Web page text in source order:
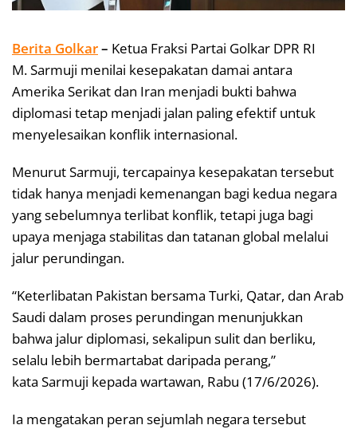
Berita Golkar– Ketua Fraksi Partai Golkar DPR RI
M. Sarmuji menilai kesepakatan damai antara
Amerika Serikat dan Iran menjadi bukti bahwa
diplomasi tetap menjadi jalan paling efektif untuk
menyelesaikan konflik internasional.
Menurut Sarmuji, tercapainya kesepakatan tersebut
tidak hanya menjadi kemenangan bagi kedua negara
yang sebelumnya terlibat konflik, tetapi juga bagi
upaya menjaga stabilitas dan tatanan global melalui
jalur perundingan.
“Keterlibatan Pakistan bersama Turki, Qatar, dan Arab
Saudi dalam proses perundingan menunjukkan
bahwa jalur diplomasi, sekalipun sulit dan berliku,
selalu lebih bermartabat daripada perang,”
kata Sarmuji kepada wartawan, Rabu (17/6/2026).
Ia mengatakan peran sejumlah negara tersebut